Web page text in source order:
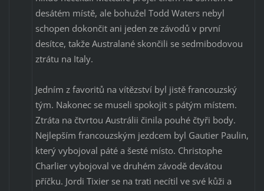
desátém místě, ale bohužel Todd Waters nebyl
schopen dokončit ani jeden ze závodů v první
desítce, takže Australané skončili se sedmibodovou
ztrátu na Italy.
Jedním z favoritů na vítězství byl jistě francouzský
tým. Nakonec se museli spokojit s pátým místem.
Ztráta na čtvrtou Austrálii činila pouhé čtyři body.
Nejlepším francouzským jezdcem byl Gautier Paulin,
který vybojoval páté a šesté místo. Christophe
Charlier vybojoval ve druhém závodě devátou
příčku. Jordi Tixier se na trati necítil ve své kůži a